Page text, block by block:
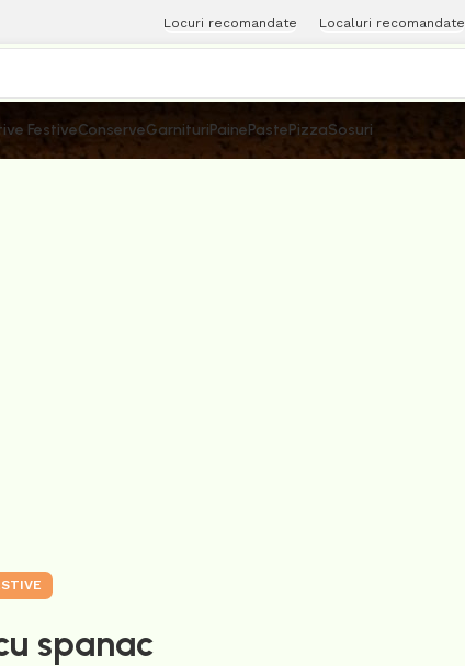
Locuri recomandate Localuri recomandate
FestiveConserveGarnituriPainePastePizzaSosuri
spanac